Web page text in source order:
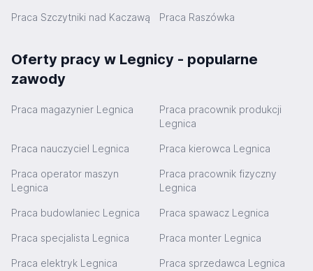
Praca Szczytniki nad Kaczawą Praca Raszówka
Oferty pracy w Legnicy - popularne
zawody
Praca magazynier Legnica
Praca pracownik produkcji
Legnica
Praca nauczyciel Legnica Praca kierowca Legnica
Praca operator maszyn
Legnica
Praca pracownik fizyczny
Legnica
Praca budowlaniec Legnica Praca spawacz Legnica
Praca specjalista Legnica Praca monter Legnica
Praca elektryk Legnica Praca sprzedawca Legnica